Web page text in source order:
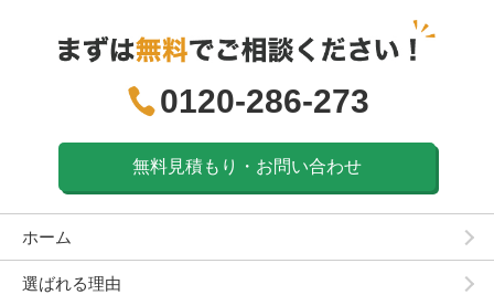
0120-286-273
無料見積もり・お問い合わせ
ホーム
選ばれる理由